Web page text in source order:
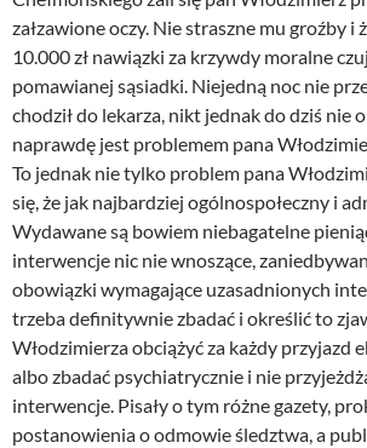
załzawione oczy. Nie straszne mu groźby i
10.000 zł nawiązki za krzywdy moralne
pomawianej sąsiadki. Niejedną noc nie
chodził do lekarza, nikt jednak do dziś nie
naprawdę jest problemem pana
To jednak nie tylko problem pana
się, że jak najbardziej ogólnospołeczny i
Wydawane są bowiem niebagatelne
interwencje nic nie wnoszące,
obowiązki wymagające uzasadnionych
trzeba definitywnie zbadać i określić to
Włodzimierza obciążyć za każdy przyjazd
albo zbadać psychiatrycznie i nie
interwencje. Pisały o tym różne gazety,
postanowienia o odmowie śledztwa, a